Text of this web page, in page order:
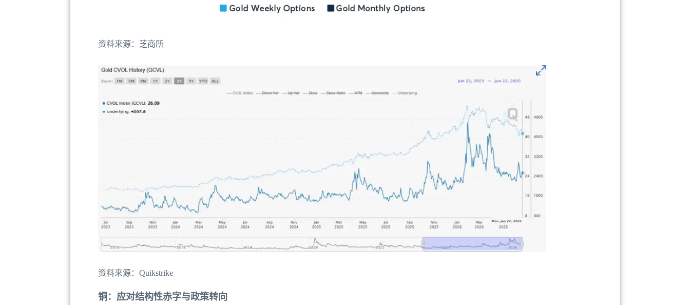
资料来源：芝商所
资料来源：Quikstrike
铜：应对结构性赤字与政策转向